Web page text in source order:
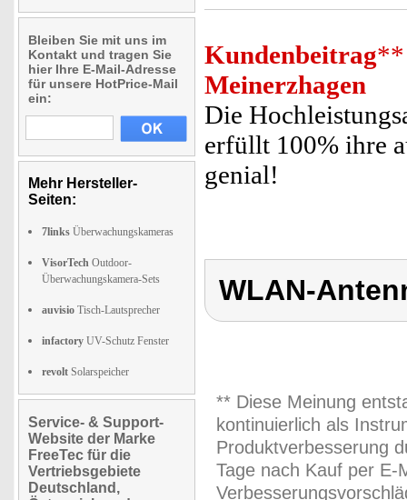
Bleiben Sie mit uns im
Kontakt und tragen Sie
hier Ihre E-Mail-Adresse
für unsere HotPrice-Mail
ein:
Mehr Hersteller-
Seiten:
7links Überwachungskameras
VisorTech Outdoor-
Überwachungskamera-Sets
auvisio Tisch-Lautsprecher
infactory UV-Schutz Fenster
revolt Solarspeicher
Service- & Support-
Website der Marke
FreeTec für die
Vertriebsgebiete
Deutschland,
Kundenbeitrag**
Meinerzhagen
Die
erfüllt 100% ihre
genial!
WLAN-
** Diese Meinung
kontinuierlich als
Produktverbesserung
Tage nach Kauf per E-